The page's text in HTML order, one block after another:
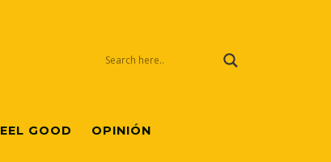
GOOD OPINIÓN